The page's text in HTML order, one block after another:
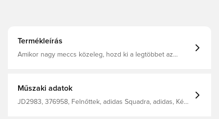
Termékleírás
Amikor nagy meccs közeleg, hozd ki a legtöbbet az
hűvösen tart. Félcipzár állógallérral. 100%
Műszaki adatok
JD2983, 376958, Felnőttek, adidas Squadra, adidas, Kék,